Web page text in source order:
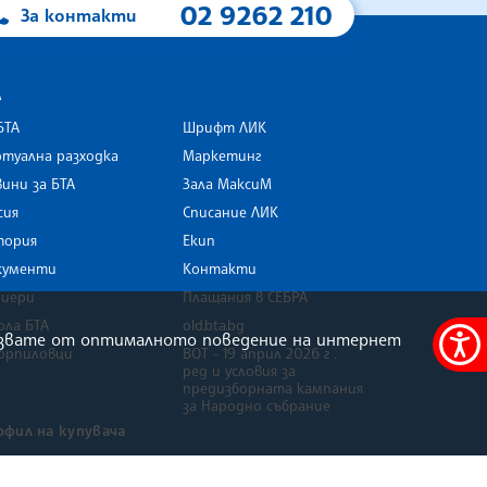
Меню
За контакти 02 9262 210
разходка
за БТА
БТА
Шрифт ЛИК
Маркетинг
Зала МаксиМ
Списание ЛИК
Екип
Контакти
Плащания в СЕБРА
old.bta.bg
ВОТ - 19 април 2026 г .
ред и условия за
предизборната кампания
за Народно събрание
на купувача
от оптималното поведение на интернет